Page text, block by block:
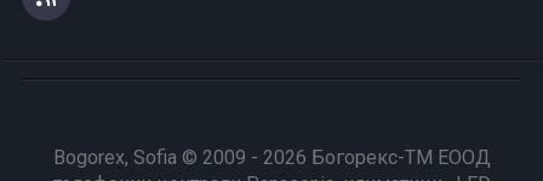
Bogorex, Sofia © 2009 - 2026 Богорекс-ТМ ЕООД